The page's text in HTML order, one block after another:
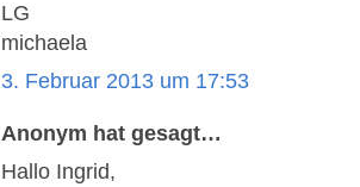
LG
michaela
3. Februar 2013 um 17:53
Anonym hat gesagt…
Hallo Ingrid,